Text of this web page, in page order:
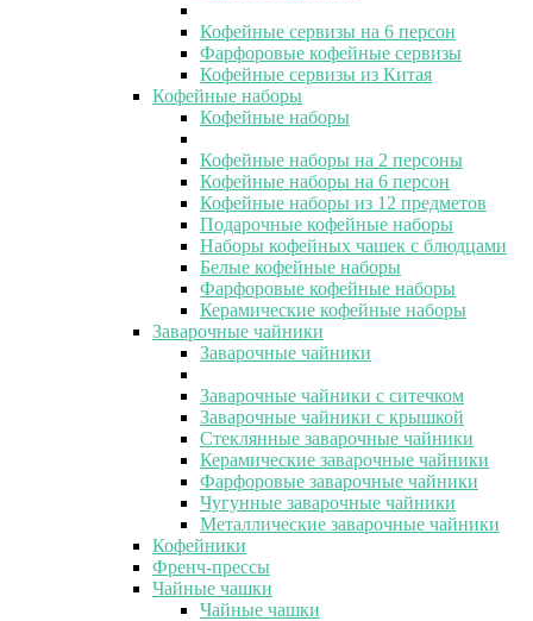
Кофейные сервизы на 6 персон
Фарфоровые кофейные сервизы
Кофейные сервизы из Китая
Кофейные наборы
Кофейные наборы
Кофейные наборы на 2 персоны
Кофейные наборы на 6 персон
Кофейные наборы из 12 предметов
Подарочные кофейные наборы
Наборы кофейных чашек с блюдцами
Белые кофейные наборы
Фарфоровые кофейные наборы
Керамические кофейные наборы
Заварочные чайники
Заварочные чайники
Заварочные чайники с ситечком
Заварочные чайники с крышкой
Стеклянные заварочные чайники
Керамические заварочные чайники
Фарфоровые заварочные чайники
Чугунные заварочные чайники
Металлические заварочные чайники
Кофейники
Френч-прессы
Чайные чашки
Чайные чашки